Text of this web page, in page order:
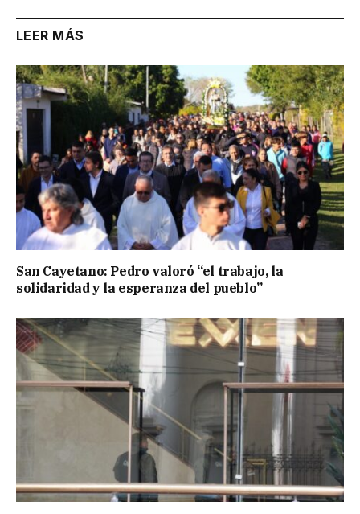
LEER MÁS
San Cayetano: Pedro valoró “el trabajo, la
solidaridad y la esperanza del pueblo”